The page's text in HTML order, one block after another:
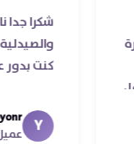
للي
اول مرة
حسن
في اقل